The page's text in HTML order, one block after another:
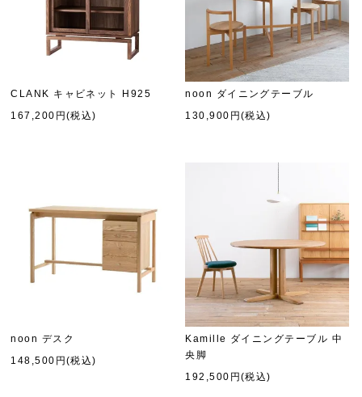
CLANK キャビネット H925
167,200円(税込)
noon ダイニングテーブル
130,900円(税込)
noon デスク
148,500円(税込)
Kamille ダイニングテーブル 中
央脚
192,500円(税込)